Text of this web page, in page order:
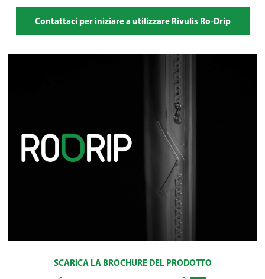
Contattaci per iniziare a utilizzare Rivulis Ro-Drip
SCARICA LA BROCHURE DEL PRODOTTO